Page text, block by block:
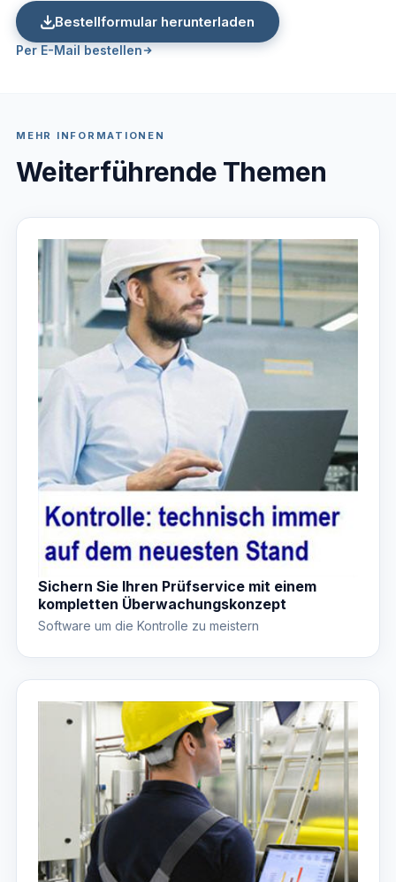
Bestellformular herunterladen
Per E-Mail bestellen
MEHR INFORMATIONEN
Weiterführende Themen
Sichern Sie Ihren Prüfservice mit einem
kompletten Überwachungskonzept
Software um die Kontrolle zu meistern